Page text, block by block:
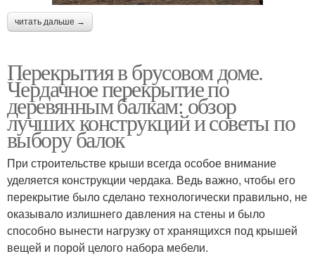
читать дальше →
Перекрытия в брусовом доме.
Чердачное перекрытие по
деревянным балкам: обзор
лучших конструкций и советы по
выбору балок
При строительстве крыши всегда особое внимание
уделяется конструкции чердака. Ведь важно, чтобы его
перекрытие было сделано технологически правильно, не
оказывало излишнего давления на стены и было
способно вынести нагрузку от хранящихся под крышей
вещей и порой целого набора мебели.